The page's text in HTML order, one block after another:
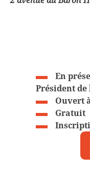
En
Président de
Ouvert
Gratuit